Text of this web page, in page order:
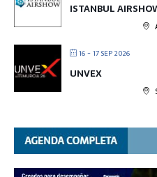
ISTANBUL
16 - 17 SEP 2026
UNVEX